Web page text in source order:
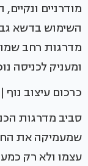
מודרניים
השימוש בדשא
מדרגות רחב
ומעניק לכניסה
כרכום עיצוב
סביב מדרגות
שמעמיקה את
עצמו ולא רק